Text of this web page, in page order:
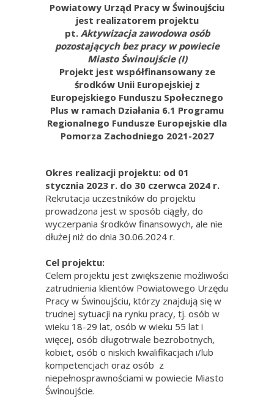
Powiatowy Urząd Pracy w Świnoujściu
jest realizatorem projektu
pt. Aktywizacja zawodowa osób
pozostających bez pracy w powiecie
Miasto Świnoujście (I)
Projekt jest współfinansowany ze
środków Unii Europejskiej z
Europejskiego Funduszu Społecznego
Plus w ramach Działania 6.1 Programu
Regionalnego Fundusze Europejskie dla
Pomorza Zachodniego 2021-2027
Okres realizacji projektu: od 01
stycznia 2023 r. do 30 czerwca 2024 r.
Rekrutacja uczestników do projektu
prowadzona jest w sposób ciągły, do
wyczerpania środków finansowych, ale nie
dłużej niż do dnia 30.06.2024 r.
Cel projektu:
Celem projektu jest zwiększenie możliwości
zatrudnienia klientów Powiatowego Urzędu
Pracy w Świnoujściu, którzy znajdują się w
trudnej sytuacji na rynku pracy, tj. osób w
wieku 18-29 lat, osób w wieku 55 lat i
więcej, osób długotrwale bezrobotnych,
kobiet, osób o niskich kwalifikacjach i/lub
kompetencjach oraz osób z
niepełnosprawnościami w powiecie Miasto
Świnoujście.